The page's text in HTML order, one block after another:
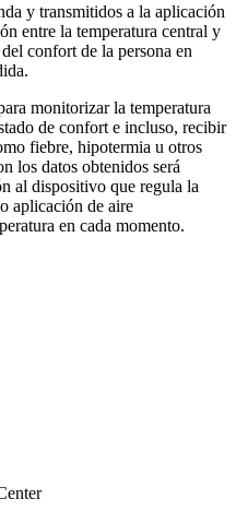
y transmitidos a la aplicación
entre la temperatura central y
confort de la persona en
monitorizar la temperatura
de confort e incluso, recibir
fiebre, hipotermia u otros
los datos obtenidos será
al dispositivo que regula la
aplicación de aire
en cada momento.